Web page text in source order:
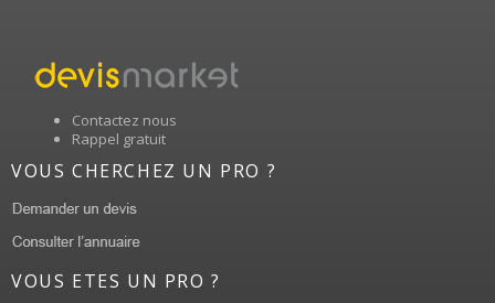
Contactez nous
Rappel gratuit
VOUS CHERCHEZ UN PRO ?
VOUS ETES UN PRO ?